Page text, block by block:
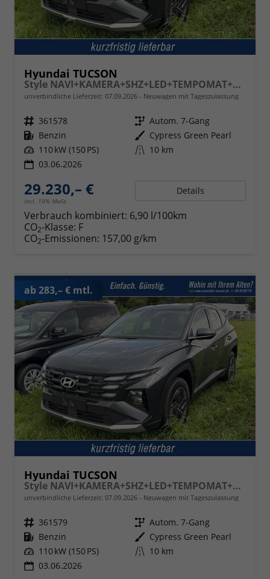
Hyundai TUCSON
Style NAVI+KAMERA+SHZ+LED+TEMPOMAT+17" ALU+PDC
unverbindliche Lieferzeit: 07.09.2026 Neuwagen mit Tageszulassung
Fahrzeugnr. 361578 Getriebe Autom. 7-Gang
Kraftstoff Benzin Außenfarbe Cypress Green Pearl
Leistung 110 kW (150 PS) Kilometerstand 10 km
03.06.2026
29.230,– €
incl. 19% MwSt.
Details
Verbrauch kombiniert: 6,90 l/100km
CO2-Klasse: F
CO2-Emissionen: 157,00 g/km
ab 283,– € mtl.
Hyundai TUCSON
Style NAVI+KAMERA+SHZ+LED+TEMPOMAT+17" ALU+PDC
unverbindliche Lieferzeit: 07.09.2026 Neuwagen mit Tageszulassung
Fahrzeugnr. 361579 Getriebe Autom. 7-Gang
Kraftstoff Benzin Außenfarbe Cypress Green Pearl
Leistung 110 kW (150 PS) Kilometerstand 10 km
03.06.2026